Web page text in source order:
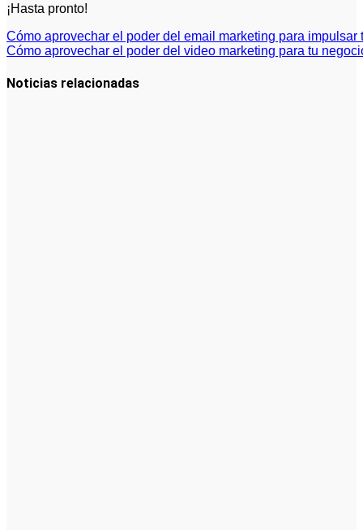
¡Hasta pronto!
Navegación
de
entradas
Cómo aprovechar el poder del email marketing para impulsar
Cómo aprovechar el poder del video marketing para tu
Noticias relacionadas